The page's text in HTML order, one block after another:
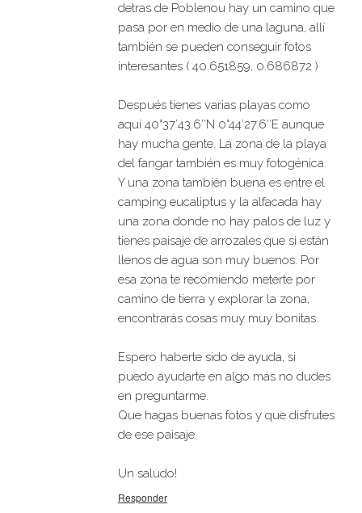
detras de Poblenou hay un camino que
pasa por en medio de una laguna, allí
también se pueden conseguir fotos
interesantes ( 40.651859, 0.686872 )
Después tienes varias playas como
aquí 40°37’43.6″N 0°44’27.6″E aunque
hay mucha gente. La zona de la playa
del fangar también es muy fotogénica.
Y una zona también buena es entre el
camping eucaliptus y la alfacada hay
una zona donde no hay palos de luz y
tienes paisaje de arrozales que si están
llenos de agua son muy buenos. Por
esa zona te recomiendo meterte por
camino de tierra y explorar la zona,
encontrarás cosas muy muy bonitas.
Espero haberte sido de ayuda, si
puedo ayudarte en algo más no dudes
en preguntarme.
Que hagas buenas fotos y que disfrutes
de ese paisaje.
Un saludo!
Responder